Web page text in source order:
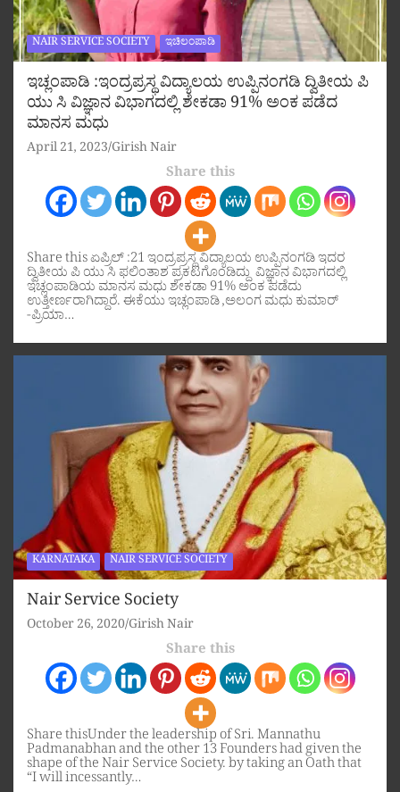
NAIR SERVICE SOCIETY ಇಚಿಲಂಪಾಡಿ
ಇಚ್ಲಂಪಾಡಿ :ಇಂದ್ರಪ್ರಸ್ಥ ವಿದ್ಯಾಲಯ ಉಪ್ಪಿನಂಗಡಿ ದ್ವಿತೀಯ ಪಿ
ಯು ಸಿ ವಿಜ್ಞಾನ ವಿಭಾಗದಲ್ಲಿ ಶೇಕಡಾ 91% ಅಂಕ ಪಡೆದ
ಮಾನಸ ಮಧು
April 21, 2023 Girish Nair
Share this
Share this ಏಪ್ರಿಲ್ :21 ಇಂದ್ರಪ್ರಸ್ಥ ವಿದ್ಯಾಲಯ ಉಪ್ಪಿನಂಗಡಿ ಇದರ
ದ್ವಿತೀಯ ಪಿ ಯು ಸಿ ಫಲಿಂತಾಶ ಪ್ರಕಟಗೊಂಡಿದ್ದು ವಿಜ್ಞಾನ ವಿಭಾಗದಲ್ಲಿ
ಇಚ್ಲಂಪಾಡಿಯ ಮಾನಸ ಮಧು ಶೇಕಡಾ 91% ಅಂಕ ಪಡೆದು
ಉತ್ತೀರ್ಣರಾಗಿದ್ದಾರೆ. ಈಕೆಯು ಇಚ್ಲಂಪಾಡಿ ,ಅಲಂಗ ಮಧು ಕುಮಾರ್
-ಪ್ರಿಯಾ…
KARNATAKA NAIR SERVICE SOCIETY
Nair Service Society
October 26, 2020 Girish Nair
Share this
Share thisUnder the leadership of Sri. Mannathu
Padmanabhan and the other 13 Founders had given the
shape of the Nair Service Society. by taking an Oath that
“I will incessantly…